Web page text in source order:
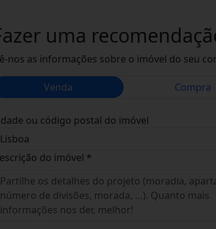
uma
nos as informações sobre o imóvel do seu
Venda Compra
ou código postal do imóvel
do imóvel *